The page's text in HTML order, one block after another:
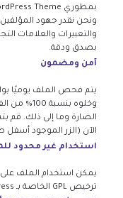
ونحن نقدر جهود
والتعبيرات والعلامات
بصدق ودقة.
آمن ومضمون
وخلوه
الضارة وما إلى ذلك. قم
الآن (الزر الموجود أسفل
استخدام غير محدود
يمكن استخدام الملف
ترخيص GPL الخاصة بـ WordPress.